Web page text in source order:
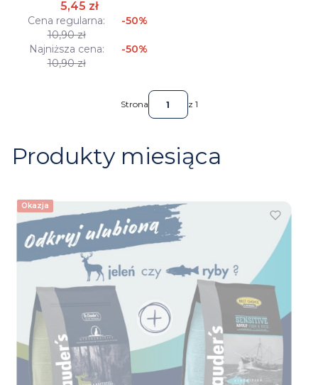
5,45 zł
Cena regularna:
10,90 zł
-50%
Najniższa cena:
10,90 zł
-50%
Strona z 1
Produkty miesiąca
Okazja